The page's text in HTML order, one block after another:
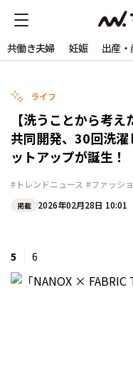
共働き夫婦 妊娠 出産・
ライフ
【洗うことから考
共同開発、30回洗
ットアップが誕生！
#トレンドニュース #ファッシ
掲載 2026年02月28日 10:01
5 6